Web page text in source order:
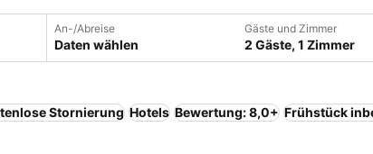
An-/Abreise
Daten wählen
Gäste und Zimmer
2 Gäste, 1 Zimmer
Stornierung Hotels Bewertung: 8,0+ Frühstück